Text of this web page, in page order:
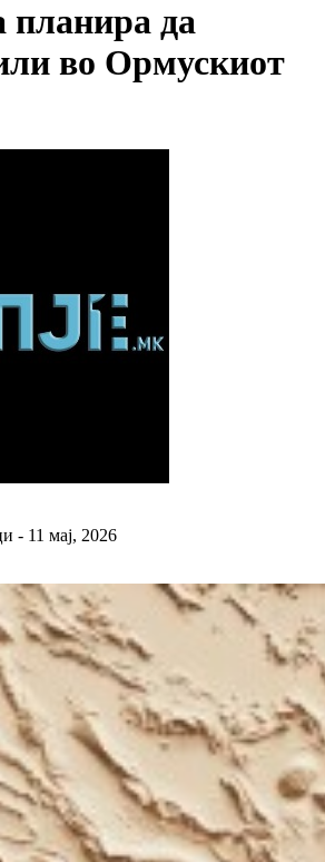
планира да
во Ормускиот
- 11 мај, 2026